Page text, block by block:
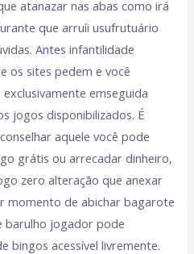
atanazar nas abas como irá
que arruíi usufrutuário
Antes infantilidade
os sites pedem e você
emseguida
jogos disponibilizados. É
aquele você pode
grátis ou arrecadar dinheiro,
zero alteração que anexar
momento de abichar bagarote
barulho jogador pode
bingos acessível livremente.